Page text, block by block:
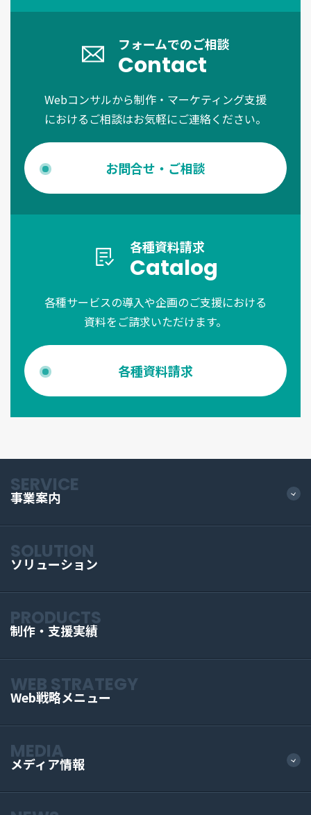
フォームでのご相談
Contact
Webコンサルから制作・マーケティング支援
におけるご相談はお気軽にご連絡ください。
お問合せ・ご相談
各種資料請求
Catalog
各種サービスの導入や企画のご支援における
資料をご請求いただけます。
各種資料請求
SERVICE
事業案内
SOLUTION
ソリューション
PRODUCTS
制作・支援実績
WEB STRATEGY
Web戦略メニュー
MEDIA
メディア情報